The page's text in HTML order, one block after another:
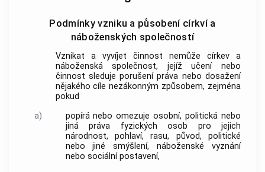
Podmínky vzniku a působení církví a
náboženských společností
Vznikat a vyvíjet činnost nemůže církev a
náboženská společnost, jejíž učení nebo
činnost sleduje porušení práva nebo dosažení
nějakého cíle nezákonným způsobem, zejména
pokud
a)
popírá nebo omezuje osobní, politická nebo
jiná práva fyzických osob pro jejich
národnost, pohlaví, rasu, původ, politické
nebo jiné smýšlení, náboženské vyznání
nebo sociální postavení,